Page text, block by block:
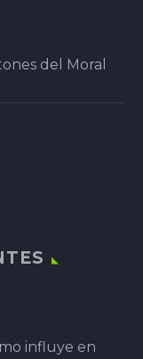
del Moral
influye en